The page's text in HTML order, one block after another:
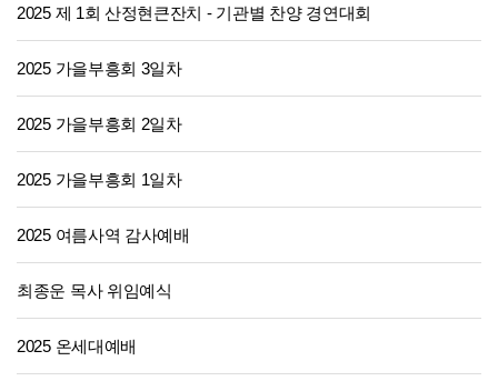
2025 제 1회 산정현큰잔치 - 기관별 찬양 경연대회
2025 가을부흥회 3일차
2025 가을부흥회 2일차
2025 가을부흥회 1일차
2025 여름사역 감사예배
최종운 목사 위임예식
2025 온세대예배